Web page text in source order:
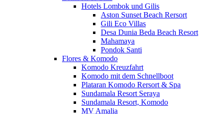
Hotels Lombok und Gilis
Aston Sunset Beach Rersort
Gili Eco Villas
Desa Dunia Beda Beach Resort
Mahamaya
Pondok Santi
Flores & Komodo
Komodo Kreuzfahrt
Komodo mit dem Schnellboot
Plataran Komodo Rersort & Spa
Sundamala Resort Seraya
Sundamala Resort, Komodo
MV Amalia